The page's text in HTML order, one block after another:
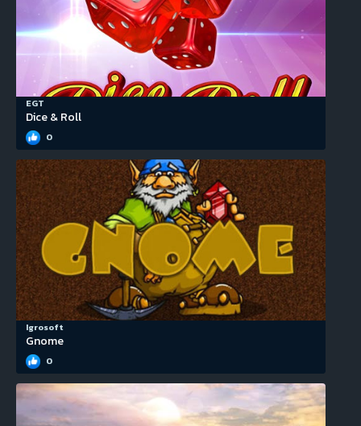
EGT
Dice & Roll
0
Igrosoft
Gnome
0